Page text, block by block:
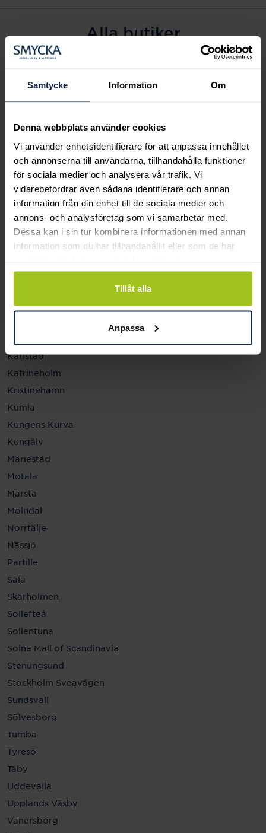
Samtycke Information Om
Denna webbplats använder cookies
Vi använder enhetsidentifierare för att anpassa innehållet
och annonserna till användarna, tillhandahålla funktioner
för sociala medier och analysera vår trafik. Vi
vidarebefordrar även sådana identifierare och annan
information från din enhet till de sociala medier och
annons- och analysföretag som vi samarbetar med.
Dessa kan i sin tur kombinera informationen med annan
information som du har tillhandahållit eller som de har
Tillåt alla
Anpassa
Alla butiker
Alingsås
Arvidsjaur
Eksjö
Fagersta
Farsta
Gävle
Halmstad
Halmstad Hallarna
Haninge
Helsingborg
Jönköping
Karlstad
Katrineholm
Kristinehamn
Kumla
Kungens Kurva
Kungälv
Mariestad
Motala
Märsta
Mölndal
Norrtälje
Nässjö
Partille
Sala
Skärholmen
Sollefteå
Sollentuna
Solna Mall of Scandinavia
Stenungsund
Stockholm Sveavägen
Sundsvall
Sölvesborg
Tumba
Tyresö
Täby
Uddevalla
Upplands Väsby
Vänersborg